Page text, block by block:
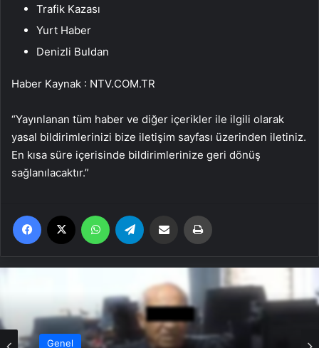
Trafik Kazası
Yurt Haber
Denizli Buldan
Haber Kaynak : NTV.COM.TR
“Yayınlanan tüm haber ve diğer içerikler ile ilgili olarak
yasal bildirimlerinizi bize iletişim sayfası üzerinden iletiniz.
En kısa süre içerisinde bildirimlerinize geri dönüş
sağlanılacaktır.”
Facebook WhatsApp Email'den paylaş
Genel